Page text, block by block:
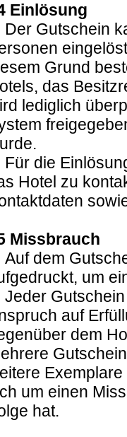
Einlösung
Der Gutschein
Grund
das
lediglich
Für die
Hotel zu
Missbrauch
Auf dem
um
Jeder
auf
dem
um einen
hat.